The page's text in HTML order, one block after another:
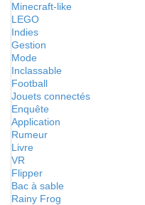
Minecraft-like
LEGO
Indies
Gestion
Mode
Inclassable
Football
Jouets connectés
Enquête
Application
Rumeur
Livre
VR
Flipper
Bac à sable
Rainy Frog